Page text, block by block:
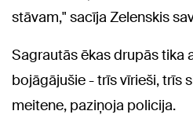
stāvam," sacīja Zelenskis
Sagrautās ēkas drupās tika
bojāgājušie - trīs vīrieši, trīs
meitene, paziņoja policija.